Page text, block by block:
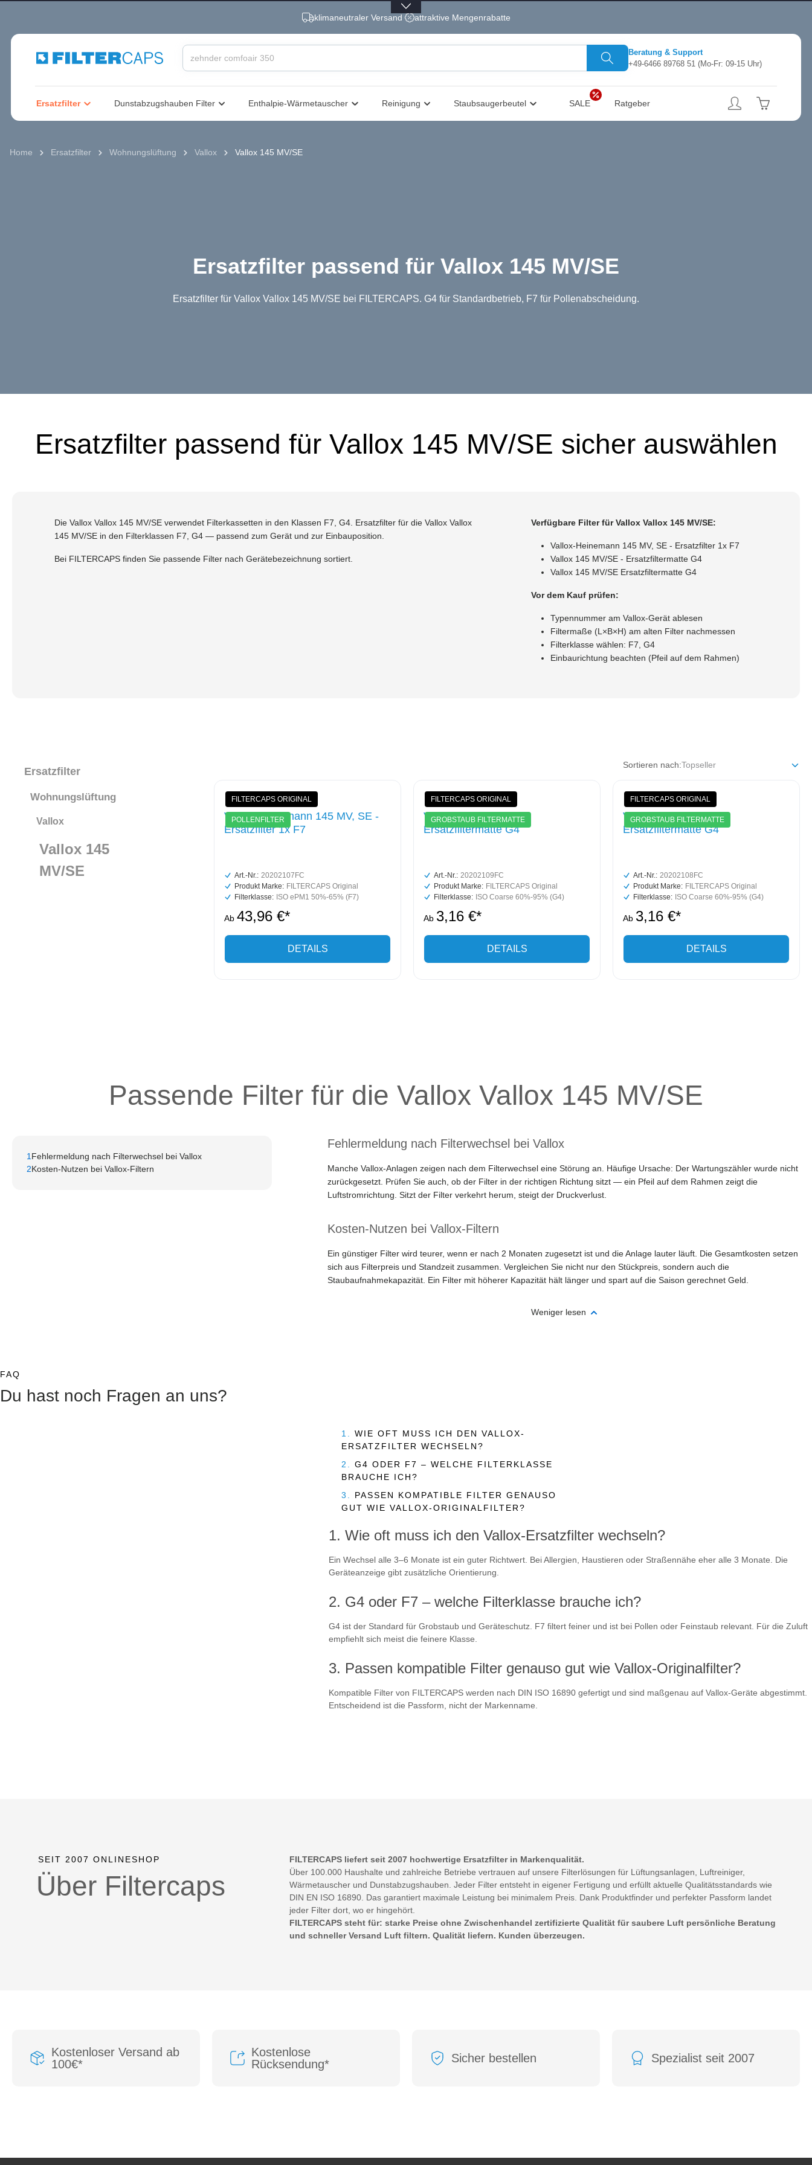
klimaneutraler Versand attraktive Mengenrabatte
Dunstabzugshauben Filter Enthalpie-Wärmetauscher Reinigung Staubsaugerbeutel SALE Ratgeber
Beratung & Support
+49-6466 89768 51 (Mo-Fr: 09-15 Uhr)
Home Ersatzfilter Wohnungslüftung Vallox Vallox 145 MV/SE
Ersatzfilter passend für Vallox 145 MV/SE
Ersatzfilter für Vallox Vallox 145 MV/SE bei FILTERCAPS. G4 für Standardbetrieb, F7 für Pollenabscheidung.
Ersatzfilter passend für Vallox 145 MV/SE sicher auswählen
Die Vallox Vallox 145 MV/SE verwendet Filterkassetten in den Klassen F7, G4. Ersatzfilter für die Vallox Vallox
145 MV/SE in den Filterklassen F7, G4 — passend zum Gerät und zur Einbauposition.
Bei FILTERCAPS finden Sie passende Filter nach Gerätebezeichnung sortiert.
Verfügbare Filter für Vallox Vallox 145 MV/SE:
Vallox-Heinemann 145 MV, SE - Ersatzfilter 1x F7
Vallox 145 MV/SE - Ersatzfiltermatte G4
Vallox 145 MV/SE Ersatzfiltermatte G4
Vor dem Kauf prüfen:
Typennummer am Vallox-Gerät ablesen
Filtermaße (L×B×H) am alten Filter nachmessen
Filterklasse wählen: F7, G4
Einbaurichtung beachten (Pfeil auf dem Rahmen)
Ersatzfilter
Wohnungslüftung
Vallox
Vallox 145
MV/SE
Sortieren nach:
FILTERCAPS ORIGINAL
POLLENFILTER
Vallox-Heinemann 145 MV, SE -
Ersatzfilter 1x F7
Art.-Nr.: 20202107FC
Produkt Marke: FILTERCAPS Original
Filterklasse: ISO ePM1 50%-65% (F7)
Ab 43,96 €*
DETAILS
FILTERCAPS ORIGINAL
GROBSTAUB FILTERMATTE
Vallox 145 MV/SE -
Ersatzfiltermatte G4
Art.-Nr.: 20202109FC
Produkt Marke: FILTERCAPS Original
Filterklasse: ISO Coarse 60%-95% (G4)
Ab 3,16 €*
DETAILS
FILTERCAPS ORIGINAL
GROBSTAUB FILTERMATTE
Vallox 145 MV/SE
Ersatzfiltermatte G4
Art.-Nr.: 20202108FC
Produkt Marke: FILTERCAPS Original
Filterklasse: ISO Coarse 60%-95% (G4)
Ab 3,16 €*
DETAILS
Passende Filter für die Vallox Vallox 145 MV/SE
1 Fehlermeldung nach Filterwechsel bei Vallox
2Kosten-Nutzen bei Vallox-Filtern
Fehlermeldung nach Filterwechsel bei Vallox
Manche Vallox-Anlagen zeigen nach dem Filterwechsel eine Störung an. Häufige Ursache: Der Wartungszähler wurde nicht
zurückgesetzt. Prüfen Sie auch, ob der Filter in der richtigen Richtung sitzt — ein Pfeil auf dem Rahmen zeigt die
Luftstromrichtung. Sitzt der Filter verkehrt herum, steigt der Druckverlust.
Kosten-Nutzen bei Vallox-Filtern
Ein günstiger Filter wird teurer, wenn er nach 2 Monaten zugesetzt ist und die Anlage lauter läuft. Die Gesamtkosten setzen
sich aus Filterpreis und Standzeit zusammen. Vergleichen Sie nicht nur den Stückpreis, sondern auch die
Staubaufnahmekapazität. Ein Filter mit höherer Kapazität hält länger und spart auf die Saison gerechnet Geld.
Weniger lesen
FAQ
Du hast noch Fragen an uns?
1. WIE OFT MUSS ICH DEN VALLOX-
ERSATZFILTER WECHSELN?
2. G4 ODER F7 – WELCHE FILTERKLASSE
BRAUCHE ICH?
3. PASSEN KOMPATIBLE FILTER GENAUSO
GUT WIE VALLOX-ORIGINALFILTER?
Wie oft muss ich den Vallox-Ersatzfilter wechseln?
Ein Wechsel alle 3–6 Monate ist ein guter Richtwert. Bei Allergien, Haustieren oder Straßennähe eher alle 3 Monate. Die
Geräteanzeige gibt zusätzliche Orientierung.
G4 oder F7 – welche Filterklasse brauche ich?
G4 ist der Standard für Grobstaub und Geräteschutz. F7 filtert feiner und ist bei Pollen oder Feinstaub relevant. Für die Zuluft
empfiehlt sich meist die feinere Klasse.
Passen kompatible Filter genauso gut wie Vallox-Originalfilter?
Kompatible Filter von FILTERCAPS werden nach DIN ISO 16890 gefertigt und sind maßgenau auf Vallox-Geräte abgestimmt.
Entscheidend ist die Passform, nicht der Markenname.
SEIT 2007 ONLINESHOP
Über Filtercaps
FILTERCAPS liefert seit 2007 hochwertige Ersatzfilter in Markenqualität.
Über 100.000 Haushalte und zahlreiche Betriebe vertrauen auf unsere Filterlösungen für Lüftungsanlagen, Luftreiniger,
Wärmetauscher und Dunstabzugshauben. Jeder Filter entsteht in eigener Fertigung und erfüllt aktuelle Qualitätsstandards wie
DIN EN ISO 16890. Das garantiert maximale Leistung bei minimalem Preis. Dank Produktfinder und perfekter Passform landet
jeder Filter dort, wo er hingehört.
FILTERCAPS steht für: starke Preise ohne Zwischenhandel zertifizierte Qualität für saubere Luft persönliche Beratung
und schneller Versand Luft filtern. Qualität liefern. Kunden überzeugen.
Kostenloser Versand ab
100€*
Kostenlose
Rücksendung*
Sicher bestellen Spezialist seit 2007